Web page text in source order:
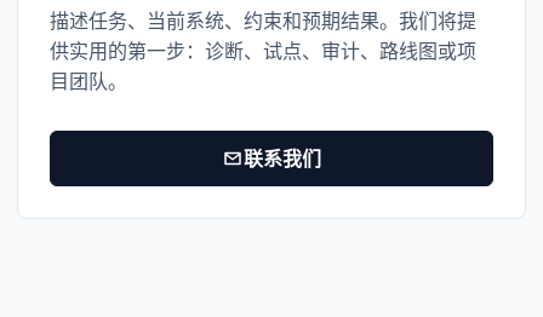
描述任务、当前系统、约束和预期结果。我们将提
供实用的第一步：诊断、试点、审计、路线图或项
目团队。
联系我们